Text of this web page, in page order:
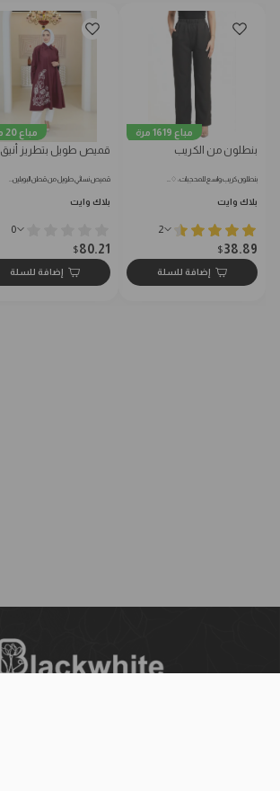
مباع 1619 مرة
بنطلون من الكريب
بنطلون كريب واسع للمحجبات: ♢…
بلاك وايت
2
38.89
$
إضافة للسلة
مباع 20 مرة
قميص طويل بتطريز أنيق
قميص نسائي طويل من قطن البوبلين…
بلاك وايت
0
80.21
$
إضافة للسلة